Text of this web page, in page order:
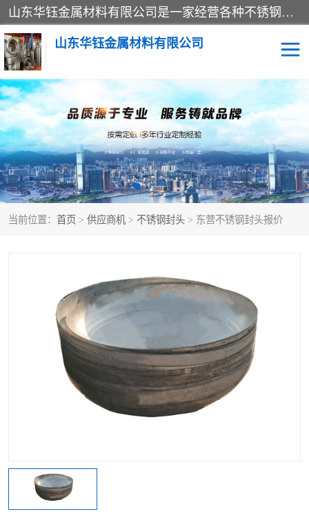
山东华钰金属材料有限公司是一家经营各种不锈钢管材、板材、圆钢、法兰、封头、型材等产品的公司；主营产品有：不锈钢管，激光切割，管件标准件，不锈钢圆钢，不锈钢人孔，不锈钢亮管，不锈钢角钢，不锈钢加工，不锈钢管子，不锈钢工业方管，不锈钢封头，不锈钢法兰，不锈钢阀门，不锈钢槽钢，不锈钢扁钢，不锈钢板等；可为客户制作各种规格的型材及不锈钢配件、非标准件及各种容器具等，能满足客户的不同采购要求。
山东华钰金属材料有限公司
当前位置： 首页 > 供应商机 > 不锈钢封头 > 东营不锈钢封头报价
不锈钢管 激光切割
管件标准件 不锈钢圆钢
不锈钢人孔 不锈钢亮管
不锈钢角钢 不锈钢加工
不锈钢封头 不锈钢法兰
不锈钢阀门 不锈钢槽钢
不锈钢扁钢